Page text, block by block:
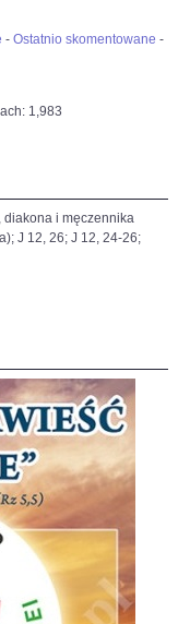
- Ostatnio skomentowane -
1,983
diakona i męczennika
J 12, 26; J 12, 24-26;